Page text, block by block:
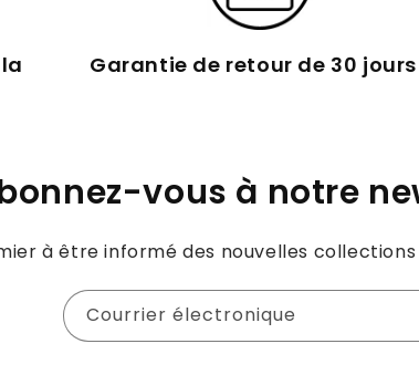
Garantie de retour de 30 jours
vous à notre
à être informé des nouvelles
Courrier électronique